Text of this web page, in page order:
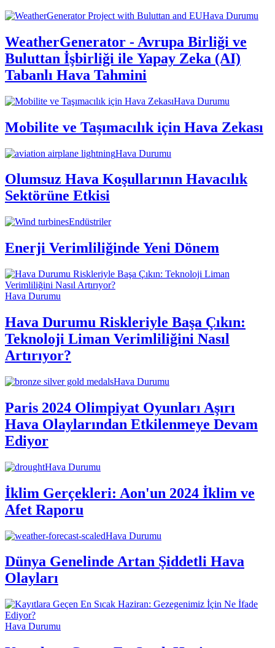
Hava Durumu
WeatherGenerator - Avrupa Birliği ve
Buluttan İşbirliği ile Yapay Zeka (AI)
Tabanlı Hava Tahmini
Hava Durumu
Mobilite ve Taşımacılık için Hava Zekası
Hava Durumu
Olumsuz Hava Koşullarının Havacılık
Sektörüne Etkisi
Endüstriler
Enerji Verimliliğinde Yeni Dönem
Hava Durumu
Hava Durumu Riskleriyle Başa Çıkın:
Teknoloji Liman Verimliliğini Nasıl
Artırıyor?
Hava Durumu
Paris 2024 Olimpiyat Oyunları Aşırı
Hava Olaylarından Etkilenmeye Devam
Ediyor
Hava Durumu
İklim Gerçekleri: Aon'un 2024 İklim ve
Afet Raporu
Hava Durumu
Dünya Genelinde Artan Şiddetli Hava
Olayları
Hava Durumu